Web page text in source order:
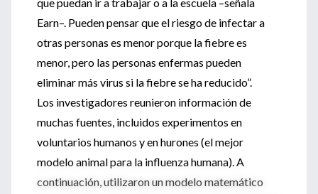
Earn–. Pueden pensar que el riesgo de infectar a
otras personas es menor porque la fiebre es
menor, pero las personas enfermas pueden
eliminar más virus si la fiebre se ha reducido”.
Los investigadores reunieron información de
muchas fuentes, incluidos experimentos en
voluntarios humanos y en hurones (el mejor
modelo animal para la influenza humana). A
continuación, utilizaron un modelo matemático